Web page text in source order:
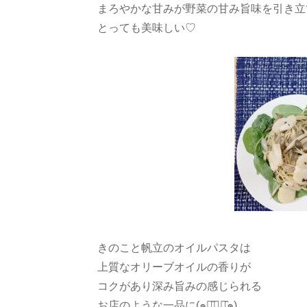
まろやかな甘みが野菜の甘み旨味を引き
とっても美味しい♡
きのこと帆立のオイルパスタ は
上質なオリーブオイルの香りが
コクがあり深み旨みの感じられる